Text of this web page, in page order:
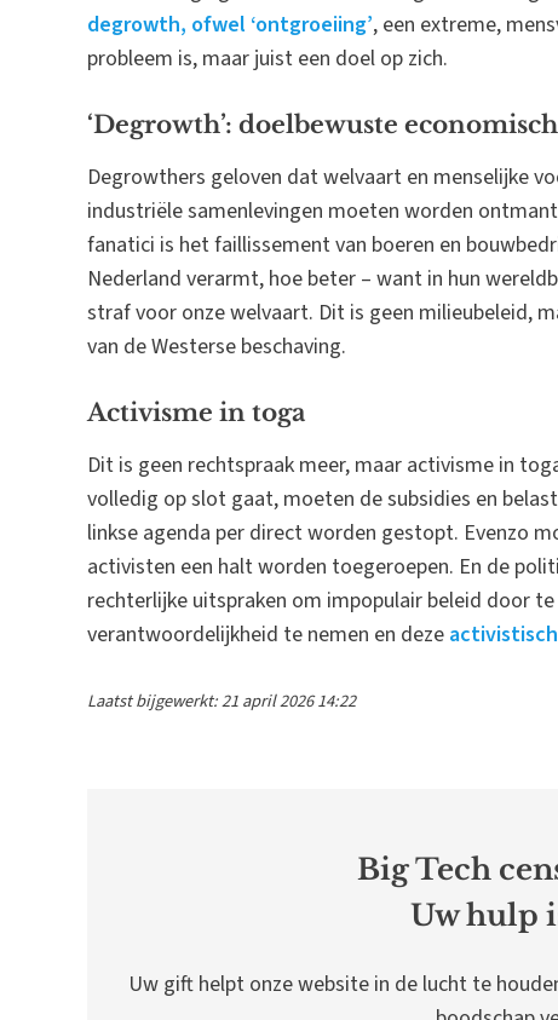
degrowth, ofwel ‘ontgroeiing’, een extreme,
probleem is, maar juist een doel op zich.
‘Degrowth’: doelbewuste
Degrowthers geloven dat welvaart en menselijke
industriële samenlevingen moeten worden
fanatici is het faillissement van boeren en
Nederland verarmt, hoe beter – want in hun
straf voor onze welvaart. Dit is geen milieubeleid,
van de Westerse beschaving.
Activisme in toga
Dit is geen rechtspraak meer, maar activisme in
volledig op slot gaat, moeten de subsidies en
linkse agenda per direct worden gestopt. Evenzo
activisten een halt worden toegeroepen. En de
rechterlijke uitspraken om impopulair beleid door
verantwoordelijkheid te nemen en deze
Laatst bijgewerkt: 21 april 2026 14:22
Big Tech
Uw hulp
Uw gift helpt onze website in de lucht te